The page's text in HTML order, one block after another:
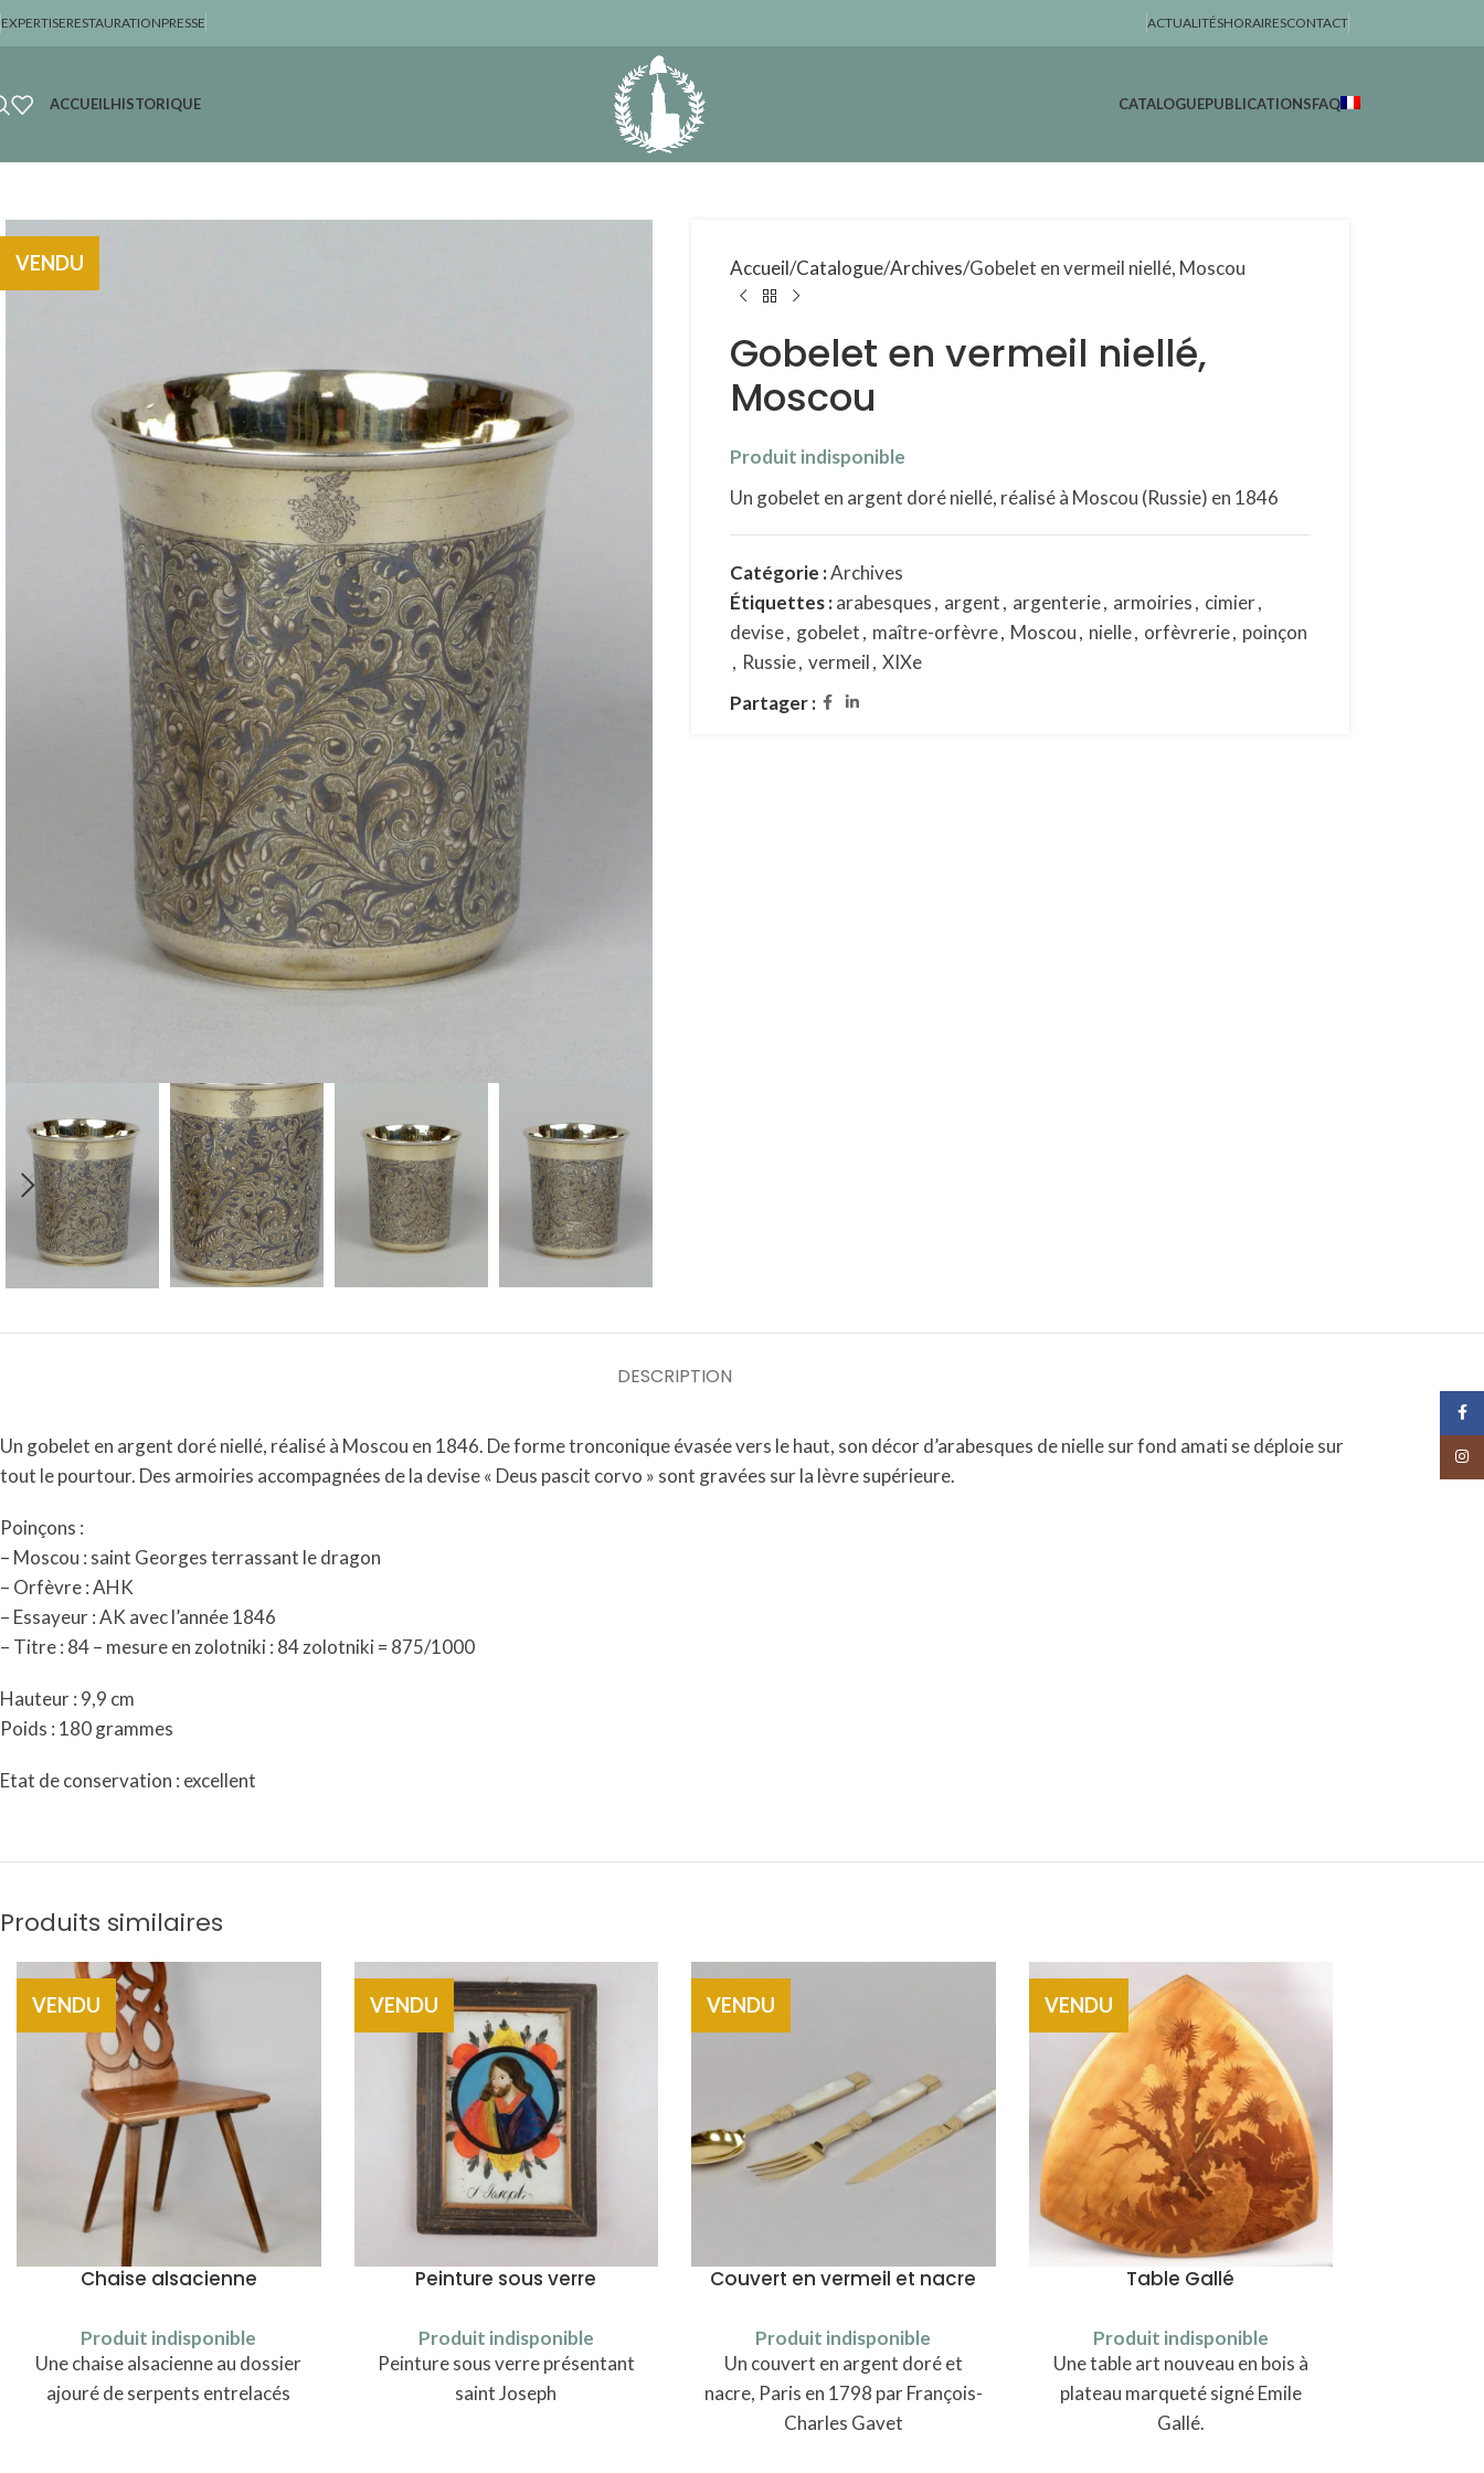
EXPERTISERESTAURATIONPRESSE ACTUALITÉSHORAIRESCONTACT
ACCUEILHISTORIQUE CATALOGUEPUBLICATIONSFAQ
VENDU Accueil Catalogue Archives Gobelet en vermeil niellé, Moscou
Gobelet en vermeil niellé,
Moscou
Produit indisponible
Un gobelet en argent doré niellé, réalisé à Moscou (Russie) en 1846
Catégorie :Archives
Étiquettes :arabesques, argent, argenterie, armoiries, cimier,
devise, gobelet, maître-orfèvre, Moscou, nielle, orfèvrerie, poinçon
, Russie, vermeil, XIXe
Partager :
DESCRIPTION
Un gobelet en argent doré niellé, réalisé à Moscou en 1846. De forme tronconique évasée vers le haut, son décor d’arabesques de nielle sur fond amati se déploie sur
tout le pourtour. Des armoiries accompagnées de la devise « Deus pascit corvo » sont gravées sur la lèvre supérieure.
Poinçons :
– Moscou : saint Georges terrassant le dragon
– Orfèvre : AHK
– Essayeur : AK avec l’année 1846
– Titre : 84 – mesure en zolotniki : 84 zolotniki = 875/1000
Hauteur : 9,9 cm
Poids : 180 grammes
Etat de conservation : excellent
Produits similaires
VENDU
Chaise alsacienne
Produit indisponible
Une chaise alsacienne au dossier
ajouré de serpents entrelacés
VENDU
Peinture sous verre
Produit indisponible
Peinture sous verre présentant
saint Joseph
VENDU
Couvert en vermeil et nacre
Produit indisponible
Un couvert en argent doré et
nacre, Paris en 1798 par François-
Charles Gavet
VENDU
Table Gallé
Produit indisponible
Une table art nouveau en bois à
plateau marqueté signé Emile
Gallé.